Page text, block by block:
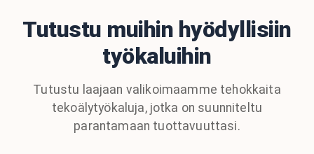
Tutustu muihin hyödyllisiin
työkaluihin
Tutustu laajaan valikoimaamme tehokkaita
tekoälytyökaluja, jotka on suunniteltu
parantamaan tuottavuuttasi.